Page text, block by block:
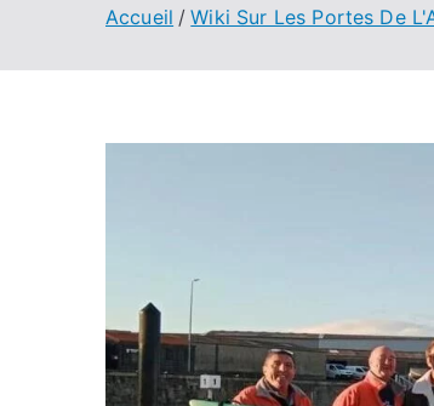
Accueil Wiki Sur Les Portes De